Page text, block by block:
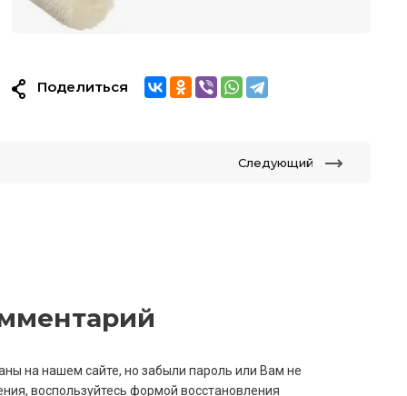
Поделиться
Следующий
на нашем сайте, но забыли пароль или Вам не
воспользуйтесь формой восстановления